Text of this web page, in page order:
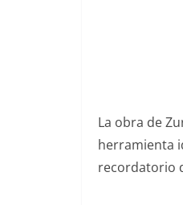
La obra de
herramienta
recordatorio